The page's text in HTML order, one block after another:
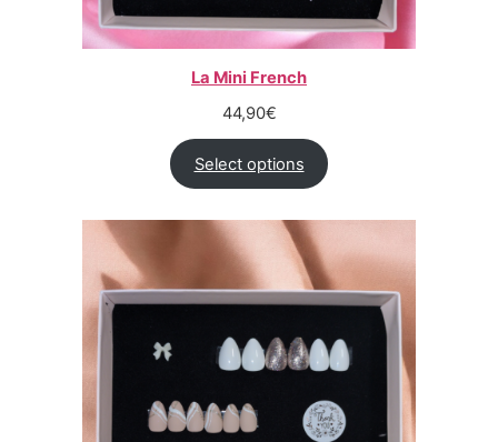
La Mini French
44,90€
Select options